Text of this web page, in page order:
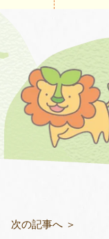
次の記事へ ＞